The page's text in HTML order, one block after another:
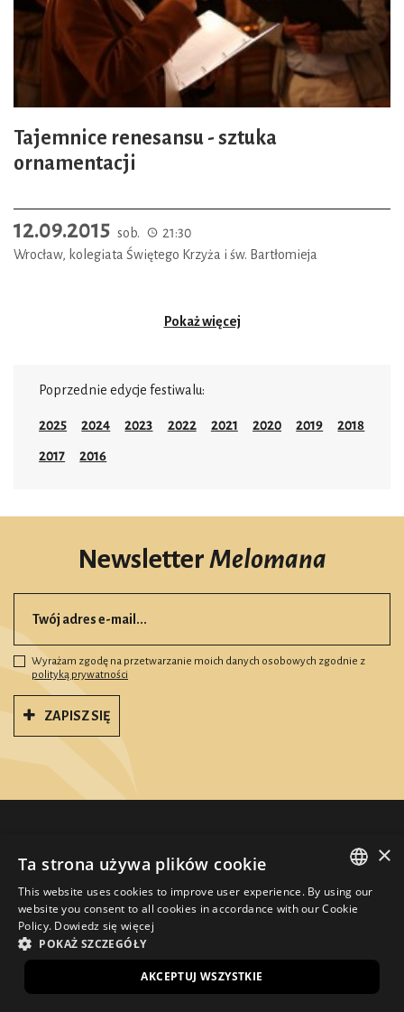
Tajemnice renesansu - sztuka
ornamentacji
12.09.2015 sob.
21:30
Wrocław, kolegiata Świętego Krzyża i św. Bartłomieja
Pokaż więcej
Poprzednie edycje festiwalu:
2025 2024 2023 2022 2021 2020 2019 2018
2017 2016
NewsletterMelomana
Wyrażam zgodę na przetwarzanie moich danych osobowych zgodnie z
polityką prywatności
ZAPISZ SIĘ
Adres
pl. Wolności 1
50-071 Wrocław
Kasy i rezerwacje
POLISH
×
Ta strona używa plików cookie
This website uses cookies to improve user experience. By using our
website you consent to all cookies in accordance with our Cookie
Policy. Dowiedz się więcej
POKAŻ SZCZEGÓŁY
AKCEPTUJ WSZYSTKIE